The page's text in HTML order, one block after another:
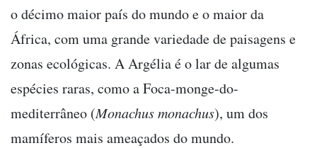
o décimo maior país do mundo e o maior da
África, com uma grande variedade de paisagens e
zonas ecológicas. A Argélia é o lar de algumas
espécies raras, como a Foca-monge-do-
mediterrâneo (Monachus monachus), um dos
mamíferos mais ameaçados do mundo.